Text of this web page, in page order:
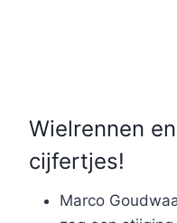
Wielrennen
cijfertjes!
Marco